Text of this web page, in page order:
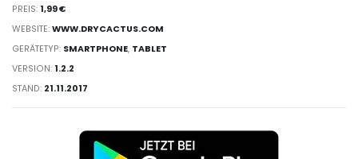
PREIS: 1,99 €
WEBSITE:WWW.DRYCACTUS.COM
GERÄTETYP: SMARTPHONE, TABLET
VERSION: 1.2.2
STAND: 21.11.2017